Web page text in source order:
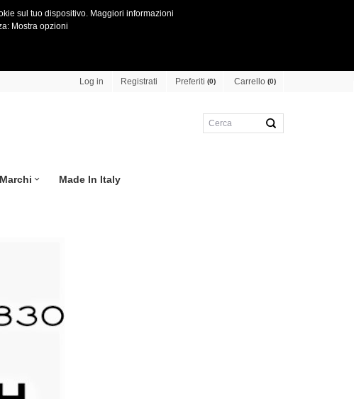
sul tuo dispositivo. Maggiori informazioni
Mostra opzioni
Preferiti (0) Carrello (0)
Log in Registrati
Marchi Made In Italy